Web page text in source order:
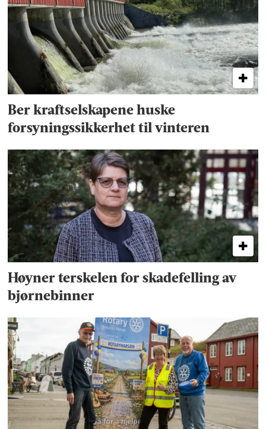
Ber kraftselskapene huske
forsyningssikkerhet til vinteren
Høyner terskelen for skadefelling av
bjørnebinner